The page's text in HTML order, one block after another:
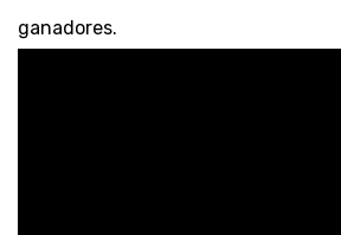
ganadores.